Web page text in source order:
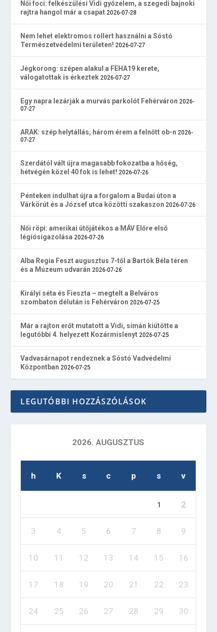
Női foci: felkészülési Vidi győzelem, a szegedi bajnoki
rajtra hangol már a csapat 2026-07-28
Nem lehet elektromos rollert használni a Sóstó
Természetvédelmi területen! 2026-07-27
Jégkorong: szépen alakul a FEHA19 kerete,
válogatottak is érkeztek 2026-07-27
Egy napra lezárják a murvás parkolót Fehérváron 2026-
07-27
ARAK: szép helytállás, három érem a felnőtt ob-n 2026-
07-27
Szerdától vált újra magasabb fokozatba a hőség,
hétvégén közel 40 fok is lehet! 2026-07-26
Pénteken indulhat újra a forgalom a Budai úton a
Várkörút és a József utca közötti szakaszon 2026-07-26
Női röpi: amerikai ütőjátékos a MÁV Előre első
légiósigazolása 2026-07-26
Alba Regia Feszt augusztus 7-től a Bartók Béla téren
és a Múzeum udvarán 2026-07-26
Királyi séta és Fieszta – megtelt a Belváros
szombaton délután is Fehérváron 2026-07-25
Már a rajton erőt mutatott a Vidi, simán kiütötte a
legutóbbi 4. helyezett Kozármislenyt 2026-07-25
Vadvasárnapot rendeznek a Sóstó Vadvédelmi
Központban 2026-07-25
LEGUTÓBBI HOZZÁSZÓLÁSOK
2026. AUGUSZTUS
h K s c p s v
1 2
3 4 5 6 7 8 9
10 11 12 13 14 15 16
17 18 19 20 21 22 23
24 25 26 27 28 29 30